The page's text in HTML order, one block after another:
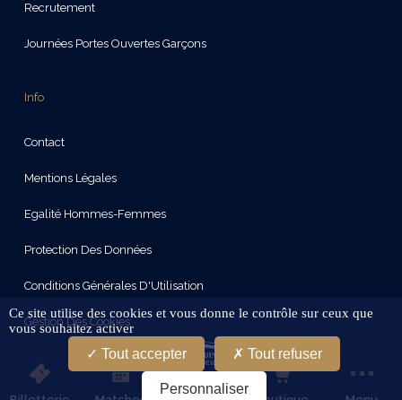
Recrutement
Journées Portes Ouvertes Garçons
Info
Contact
Mentions Légales
Egalité Hommes-Femmes
Protection Des Données
Conditions Générales D'Utilisation
Gestion Des Cookies
Restez connectes
Ce site utilise des cookies et vous donne le contrôle sur ceux que
vous souhaitez activer
Tout accepter Tout refuser
Personnaliser